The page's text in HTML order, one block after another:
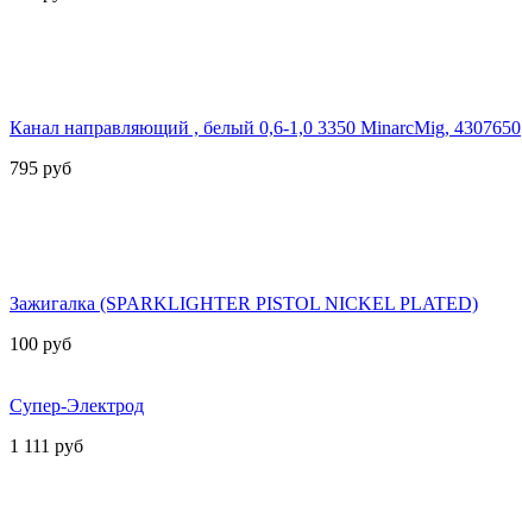
Канал направляющий , белый 0,6-1,0 3350 MinarcMig, 4307650
795 руб
Зажигалка (SPARKLIGHTER PISTOL NICKEL PLATED)
100 руб
Супер-Электрод
1 111 руб